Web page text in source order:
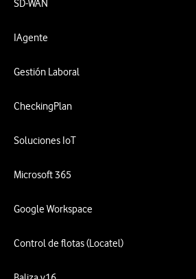
SD-WAN
IAgente
Gestión Laboral
CheckingPlan
Soluciones IoT
Microsoft 365
Google Workspace
Control de flotas (Locatel)